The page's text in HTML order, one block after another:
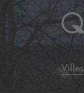
Villes